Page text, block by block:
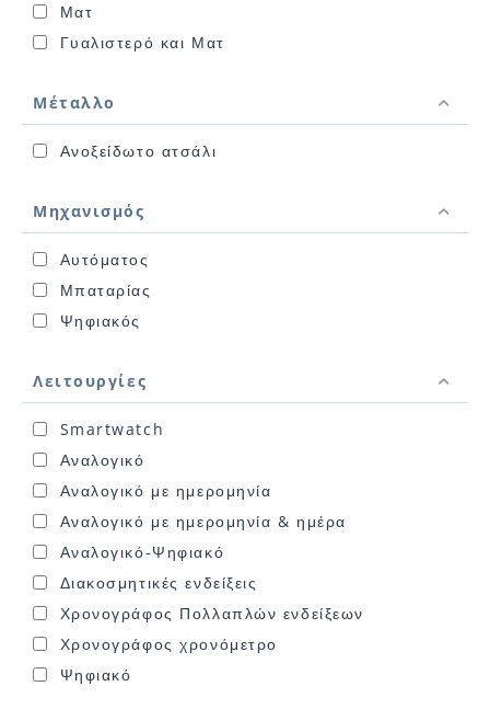
Ματ
Γυαλιστερό και Ματ
Μέταλλο
Ανοξείδωτο ατσάλι
Μηχανισμός
Αυτόματος
Μπαταρίας
Ψηφιακός
Λειτουργίες
Smartwatch
Αναλογικό
Αναλογικό με ημερομηνία
Αναλογικό με ημερομηνία & ημέρα
Αναλογικό-Ψηφιακό
Διακοσμητικές ενδείξεις
Χρονογράφος Πολλαπλών ενδείξεων
Χρονογράφος χρονόμετρο
Ψηφιακό